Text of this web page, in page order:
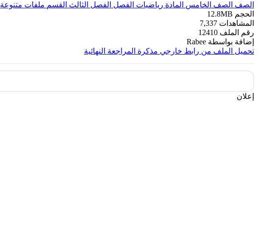
الصف الصف الخامس المادة رياضيات الفصل الفصل الثالث القسم ملفات متنوعة
الحجم 12.8MB
المشاهدات 7,337
رقم الملف 12410
إضافة بواسطة Rabee
تحميل الملف من رابط خارجي مذكرة المراجعة النهائية
إعلان